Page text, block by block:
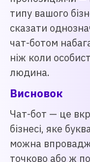
типу вашого
сказати
чат-ботом
ніж коли
людина.
Висновок
Чат-бот — це
бізнесі, яке
можна
точково або ж